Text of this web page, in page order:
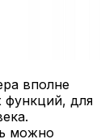
вполне
функций, для
можно